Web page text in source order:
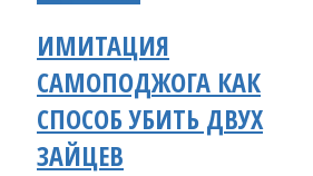
ИМИТАЦИЯ
САМОПОДЖОГА КАК
СПОСОБ УБИТЬ ДВУХ
ЗАЙЦЕВ